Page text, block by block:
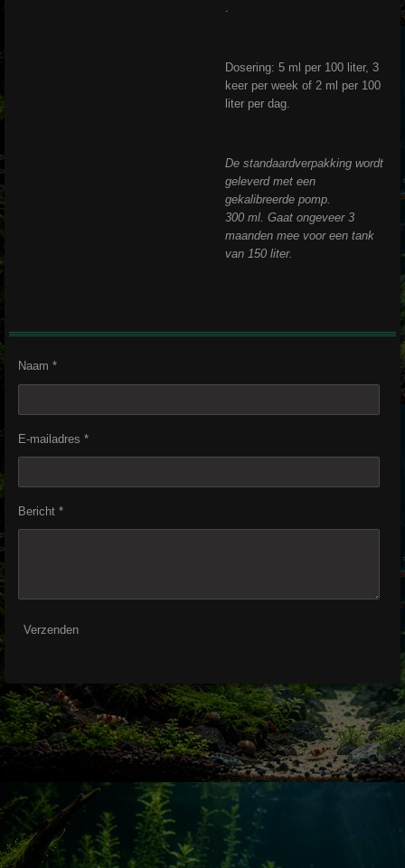
.
Dosering: 5 ml per 100 liter, 3
keer per week of 2 ml per 100
liter per dag.
De standaardverpakking wordt
geleverd met een
gekalibreerde pomp.
300 ml. Gaat ongeveer 3
maanden mee voor een tank
van 150 liter.
Naam *
E-mailadres *
Bericht *
Verzenden